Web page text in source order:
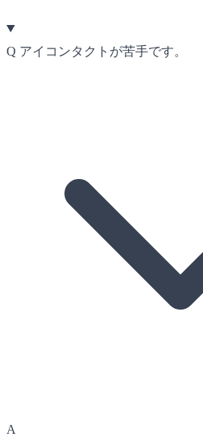
Q アイコンタクトが苦手です。
A